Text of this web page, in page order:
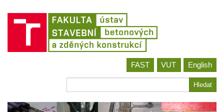
FAST VUT
English
Hledat